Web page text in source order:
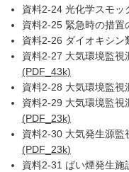
資料2-24 光化学スモ
資料2-25 緊急時の措
資料2-26 ダイオキシ
資料2-27 大気環境監
(PDF_43k)
資料2-28 大気環境監
資料2-29 大気環境監
(PDF_23k)
資料2-30 大気発生源
(PDF_23k)
資料2-31 ばい煙発生